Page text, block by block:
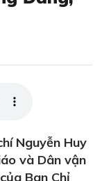
Nguyễn Huy
và Dân vận
Ban Chỉ